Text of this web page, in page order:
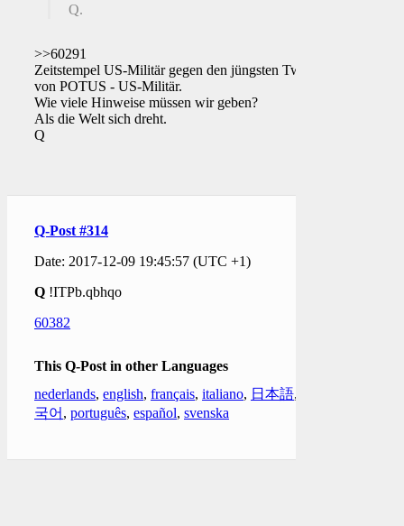
Q.
>>60291
Zeitstempel US-Militär gegen den jüngsten Tweet
von POTUS - US-Militär.
Wie viele Hinweise müssen wir geben?
Als die Welt sich dreht.
Q
Q-Post #314
Date: 2017-12-09 19:45:57 (UTC +1)
Q !ITPb.qbhqo
60382
This Q-Post in other Languages
nederlands, english, français, italiano, 日本語,
국어 , português, español, svenska